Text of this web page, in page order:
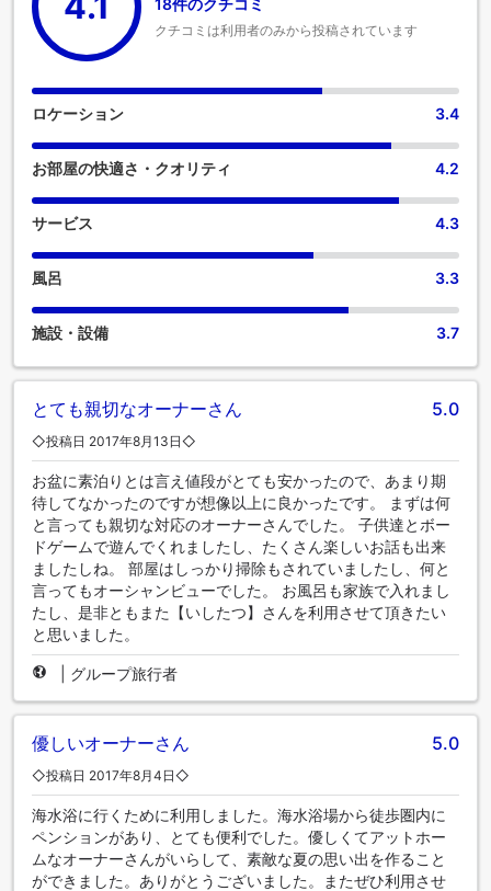
18件のクチコミ
クチコミは利用者のみから投稿されています
ロケーション 3.4
お部屋の快適さ・クオリティ 4.2
サービス 4.3
風呂 3.3
施設・設備 3.7
とても親切なオーナーさん 5.0
◇投稿日 2017年8月13日◇
お盆に素泊りとは言え値段がとても安かったので、あまり期
待してなかったのですが想像以上に良かったです。 まずは何
と言っても親切な対応のオーナーさんでした。 子供達とボー
ドゲームで遊んでくれましたし、たくさん楽しいお話も出来
ましたしね。 部屋はしっかり掃除もされていましたし、何と
言ってもオーシャンビューでした。 お風呂も家族で入れまし
たし、是非ともまた【いしたつ】さんを利用させて頂きたい
と思いました。
グループ旅行者
優しいオーナーさん 5.0
◇投稿日 2017年8月4日◇
海水浴に行くために利用しました。海水浴場から徒歩圏内に
ペンションがあり、とても便利でした。優しくてアットホー
ムなオーナーさんがいらして、素敵な夏の思い出を作ること
ができました。ありがとうございました。またぜひ利用させ